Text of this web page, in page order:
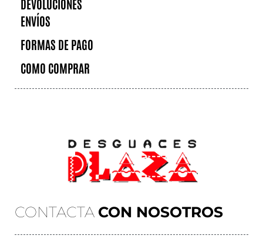
CONTACTA CON NOSOTROS
DEVOLUCIONES
ENVÍOS
FORMAS DE PAGO
COMO COMPRAR